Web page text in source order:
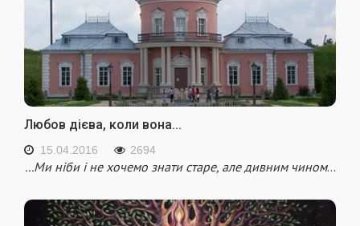
Любов дієва, коли вона...
15.04.2016 2694
...Ми ніби і не хочемо знати старе, але дивним чином...